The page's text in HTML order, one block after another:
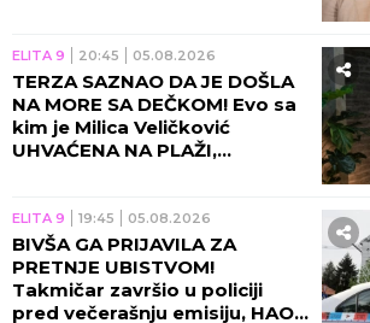
ELITA 9 20:45 05.08.2026
TERZA SAZNAO DA JE DOŠLA
NA MORE SA DEČKOM! Evo sa
kim je Milica Veličković
UHVAĆENA NA PLAŽI,
ELITA 9 19:45 05.08.2026
BIVŠA GA PRIJAVILA ZA
PRETNJE UBISTVOM!
Takmičar završio u policiji
pred večerašnju emisiju, HAOS